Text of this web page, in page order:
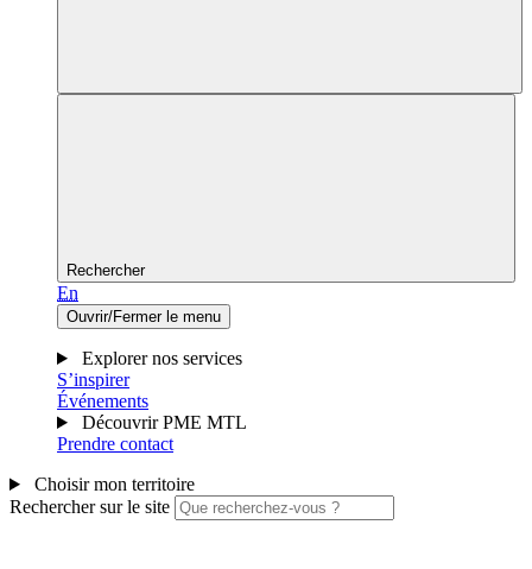
Rechercher
En
Ouvrir/Fermer le menu
Explorer nos services
S’inspirer
Événements
Découvrir PME MTL
Prendre contact
Choisir mon territoire
Rechercher sur le site